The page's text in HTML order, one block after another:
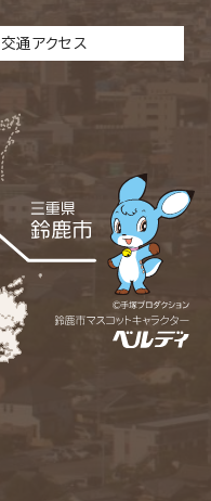
交通アクセス